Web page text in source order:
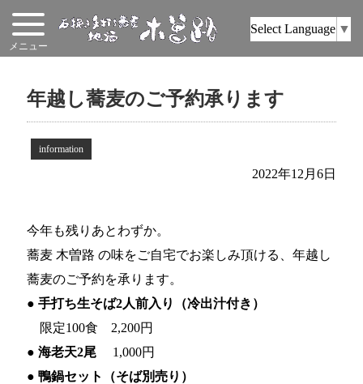
Select Language ▼
年越し蕎麦のご予約承ります
information
2022年12月6日
今年も残りあとわずか。
蕎麦 木曽路 の味をご自宅でお楽しみ頂ける、年越し
蕎麦のご予約を承ります。
● 手打ち生そば2人前入り（冷出汁付き）
限定100食 2,200円
● 海老天2尾1,000円
● 鴨鍋セット（そば別売り）